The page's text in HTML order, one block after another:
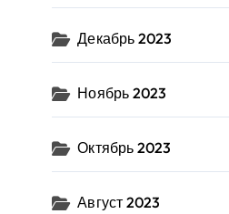
Декабрь 2023
Ноябрь 2023
Октябрь 2023
Август 2023